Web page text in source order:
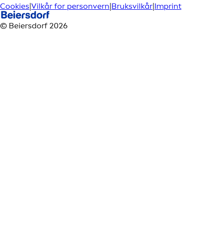
Cookies|Vilkår for personvern|Bruksvilkår|Imprint
© Beiersdorf 2026